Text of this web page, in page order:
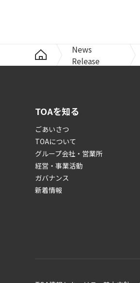
News
Release
TOAを知る
ごあいさつ
TOAについて
グループ会社・営業所
経営・事業活動
ガバナンス
新着情報